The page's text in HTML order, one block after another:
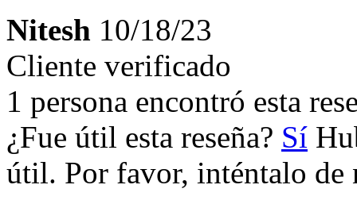
Nitesh 10/18/23
Cliente verificado
1 persona encontró esta
¿Fue útil esta reseña? Sí
útil. Por favor, inténtalo de